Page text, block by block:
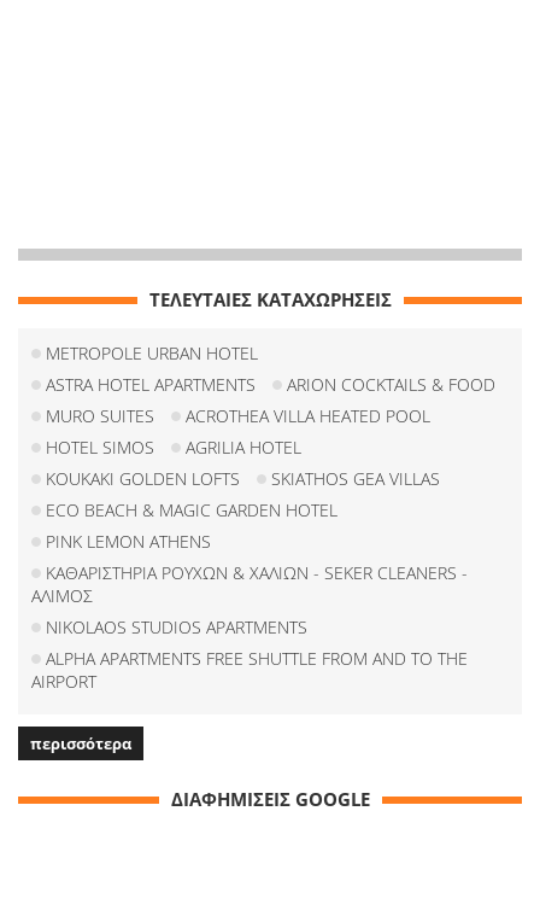
ΤΕΛΕΥΤΑΙΕΣ ΚΑΤΑΧΩΡΗΣΕΙΣ
METROPOLE URBAN HOTEL
ASTRA HOTEL APARTMENTS
ARION COCKTAILS & FOOD
MURO SUITES
ACROTHEA VILLA HEATED POOL
HOTEL SIMOS
AGRILIA HOTEL
KOUKAKI GOLDEN LOFTS
SKIATHOS GEA VILLAS
ECO BEACH & MAGIC GARDEN HOTEL
PINK LEMON ATHENS
ΚΑΘΑΡΙΣΤΗΡΙΑ ΡΟΥΧΩΝ & ΧΑΛΙΩΝ - SEKER CLEANERS -
ΑΛΙΜΟΣ
NIKOLAOS STUDIOS APARTMENTS
ALPHA APARTMENTS FREE SHUTTLE FROM AND TO THE
AIRPORT
περισσότερα
ΔΙΑΦΗΜΙΣΕΙΣ GOOGLE